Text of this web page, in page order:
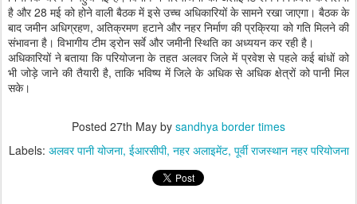
है और 28 मई को होने वाली बैठक में इसे उच्च अधिकारियों के सामने रखा जाएगा। बैठक के
बाद जमीन अधिग्रहण, अतिक्रमण हटाने और नहर निर्माण की प्रक्रिया को गति मिलने की
संभावना है। विभागीय टीम ड्रोन सर्वे और जमीनी स्थिति का अध्ययन कर रही है।
अधिकारियों ने बताया कि परियोजना के तहत अलवर जिले में प्रवेश से पहले कई बांधों को
भी जोड़े जाने की तैयारी है, ताकि भविष्य में जिले के अधिक से अधिक क्षेत्रों को पानी मिल
सके।
Posted 27th May by sandhya border times
Labels: अलवर पानी योजना ईआरसीपी नहर अलाइमेंट पूर्वी राजस्थान नहर परियोजना